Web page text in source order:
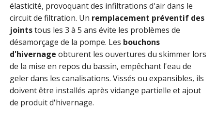
élasticité, provoquant des infiltrations d'air dans le
circuit de filtration. Un remplacement préventif des
jointstous les 3 à 5 ans évite les problèmes de
désamorçage de la pompe. Les bouchons
d'hivernage obturent les ouvertures du skimmer lors
de la mise en repos du bassin, empêchant l'eau de
geler dans les canalisations. Vissés ou expansibles, ils
doivent être installés après vidange partielle et ajout
de produit d'hivernage.